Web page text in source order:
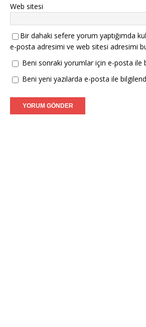
Web sitesi
Bir dahaki sefere yorum yaptığımda
e-posta adresimi ve web sitesi adresimi
Beni sonraki yorumlar için e-posta ile
Beni yeni yazılarda e-posta ile